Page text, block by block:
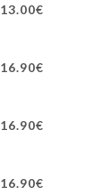
13.00€
16.90€
16.90€
16.90€